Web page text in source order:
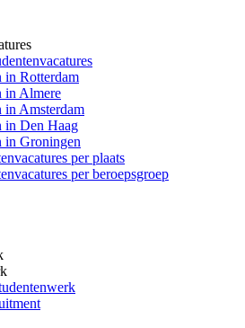
in Rotterdam
in Almere
in Amsterdam
in Den Haag
in Groningen
per plaats
per beroepsgroep